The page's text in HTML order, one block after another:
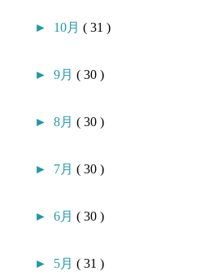
► 10月( 31 )
►9月( 30 )
►8月( 30 )
► 7月( 30 )
►6月( 30 )
► 5月( 31 )